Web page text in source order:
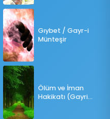
Gıybet / Gayr-i
Münteşir
Ölüm ve İman
Hakikatı (Gayri